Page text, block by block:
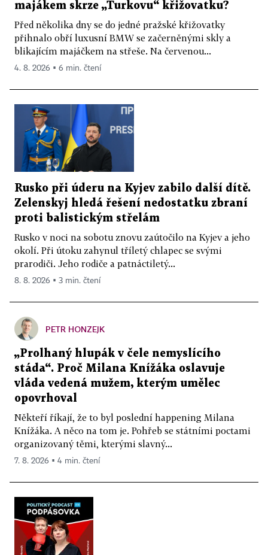
majákem skrze „Turkovu“ křižovatku?
Před několika dny se do jedné pražské křižovatky
přihnalo obří luxusní BMW se začerněnými skly a
blikajícím majáčkem na střeše. Na červenou...
4. 8. 2026 ▪ 6 min. čtení
Rusko při úderu na Kyjev zabilo další dítě.
Zelenskyj hledá řešení nedostatku zbraní
proti balistickým střelám
Rusko v noci na sobotu znovu zaútočilo na Kyjev a jeho
okolí. Při útoku zahynul tříletý chlapec se svými
prarodiči. Jeho rodiče a patnáctiletý...
8. 8. 2026 ▪ 3 min. čtení
PETR HONZEJK
„Prolhaný hlupák v čele nemyslícího
stáda“. Proč Milana Knížáka oslavuje
vláda vedená mužem, kterým umělec
opovrhoval
Někteří říkají, že to byl poslední happening Milana
Knížáka. A něco na tom je. Pohřeb se státními poctami
organizovaný těmi, kterými slavný...
7. 8. 2026 ▪ 4 min. čtení